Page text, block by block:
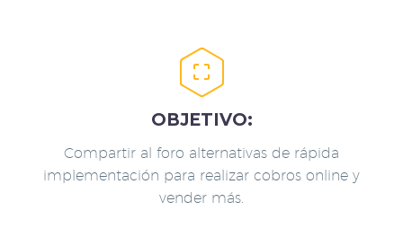


OBJETIVO:
Compartir al foro alternativas de rápida
implementación para realizar cobros online y
vender más.